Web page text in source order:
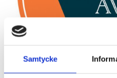
Samtycke
Engblad & Co, från Eco Wallpaper,